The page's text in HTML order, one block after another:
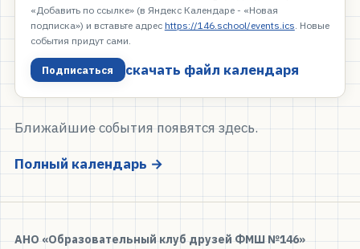
«Добавить по ссылке» (в Яндекс Календаре - «Новая
подписка») и вставьте адрес https://146.school/events.ics . Новые
события придут сами.
Подписаться скачать файл календаря
Ближайшие события появятся здесь.
Полный календарь →
АНО «Образовательный клуб друзей ФМШ №146»